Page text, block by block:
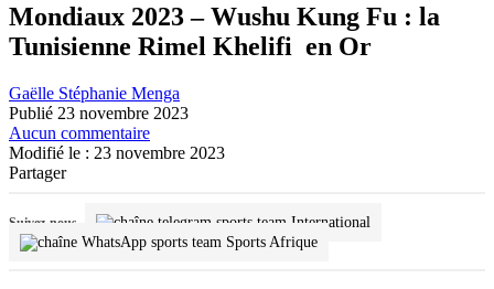
Mondiaux 2023 – Wushu Kung Fu : la
Tunisienne Rimel Khelifi en Or
Gaëlle Stéphanie Menga
Publié 23 novembre 2023
Aucun commentaire
Modifié le : 23 novembre 2023
Partager
Suivez-nous
International
Sports Afrique